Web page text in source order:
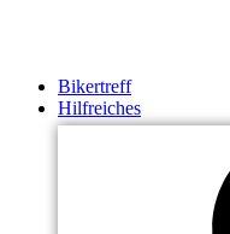
Bikertreff
Hilfreiches